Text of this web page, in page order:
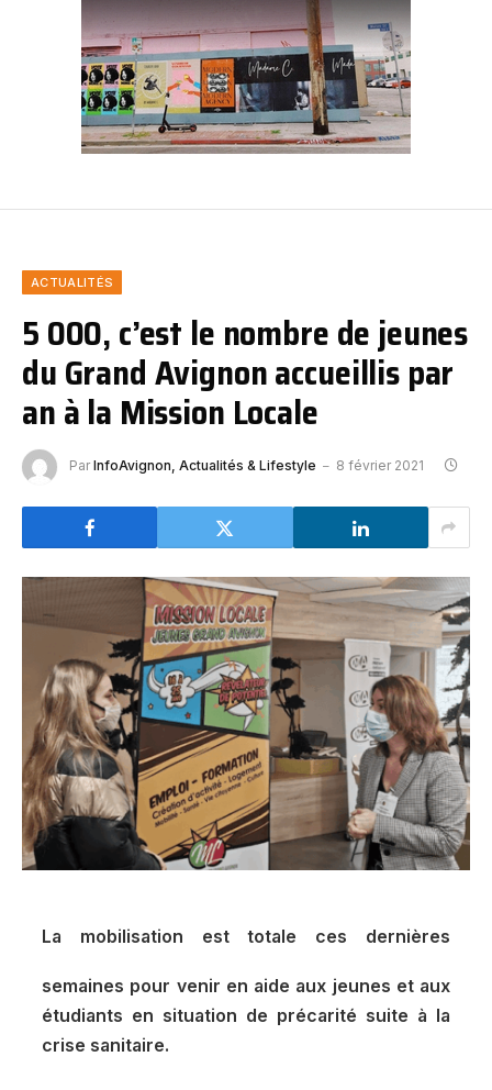
ACTUALITÉS
5 000, c’est le nombre de jeunes
du Grand Avignon accueillis par
an à la Mission Locale
Par InfoAvignon, Actualités & Lifestyle 8 février 2021
La mobilisation est totale ces dernières
semaines pour venir en aide aux jeunes et aux
étudiants en situation de précarité suite à la
crise sanitaire.